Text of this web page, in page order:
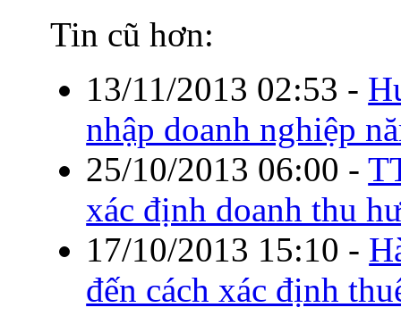
Tin cũ hơn:
13/11/2013 02:53 -
nhập doanh nghiệp
25/10/2013 06:00 -
xác định doanh thu
17/10/2013 15:10 -
đến cách xác định